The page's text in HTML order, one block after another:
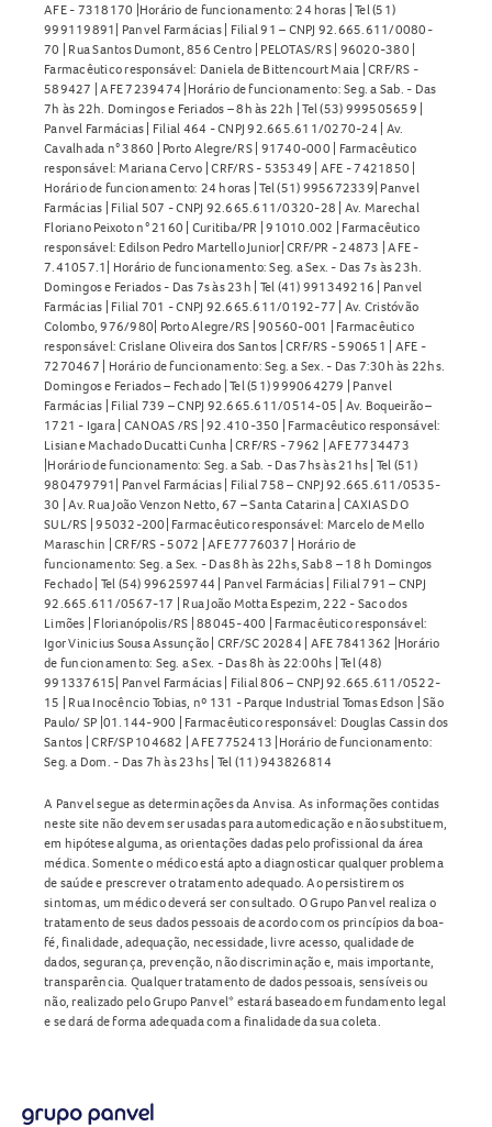
AFE - 7318170 |Horário de funcionamento: 24 horas | Tel (51)
999119891| Panvel Farmácias | Filial 91 – CNPJ 92.665.611/0080-
70 | Rua Santos Dumont, 856 Centro | PELOTAS/RS | 96020-380 |
Farmacêutico responsável: Daniela de Bittencourt Maia | CRF/RS -
589427 | AFE 7239474 |Horário de funcionamento: Seg. a Sab. - Das
7h às 22h. Domingos e Feriados – 8h às 22h | Tel (53) 999505659 |
Panvel Farmácias | Filial 464 - CNPJ 92.665.611/0270-24 | Av.
Cavalhada n° 3860 | Porto Alegre/RS | 91740-000 | Farmacêutico
responsável: Mariana Cervo | CRF/RS - 535349 | AFE - 7421850 |
Horário de funcionamento: 24 horas | Tel (51) 995672339| Panvel
Farmácias | Filial 507 - CNPJ 92.665.611/0320-28 | Av. Marechal
Floriano Peixoto n° 2160 | Curitiba/PR | 91010.002 | Farmacêutico
responsável: Edilson Pedro Martello Junior| CRF/PR - 24873 | AFE -
7.41057.1| Horário de funcionamento: Seg. a Sex. - Das 7s às 23h.
Domingos e Feriados - Das 7s às 23h | Tel (41) 991349216 | Panvel
Farmácias | Filial 701 - CNPJ 92.665.611/0192-77 | Av. Cristóvão
Colombo, 976/980| Porto Alegre/RS | 90560-001 | Farmacêutico
responsável: Crislane Oliveira dos Santos | CRF/RS - 590651 | AFE -
7270467 | Horário de funcionamento: Seg. a Sex. - Das 7:30h às 22hs.
Domingos e Feriados – Fechado | Tel (51) 999064279 | Panvel
Farmácias | Filial 739 – CNPJ 92.665.611/0514-05 | Av. Boqueirão –
1721 - Igara | CANOAS /RS | 92.410-350 | Farmacêutico responsável:
Lisiane Machado Ducatti Cunha | CRF/RS - 7962 | AFE 7734473
|Horário de funcionamento: Seg. a Sab. - Das 7hs às 21hs | Tel (51)
980479791| Panvel Farmácias | Filial 758 – CNPJ 92.665.611/0535-
30 | Av. Rua João Venzon Netto, 67 – Santa Catarina | CAXIAS DO
SUL/RS | 95032-200| Farmacêutico responsável: Marcelo de Mello
Maraschin | CRF/RS - 5072 | AFE 7776037 | Horário de
funcionamento: Seg. a Sex. - Das 8h às 22hs, Sab 8 – 18 h Domingos
Fechado | Tel (54) 996259744 | Panvel Farmácias | Filial 791 – CNPJ
92.665.611/0567-17 | Rua João Motta Espezim, 222 - Saco dos
Limões | Florianópolis/RS | 88045-400 | Farmacêutico responsável:
Igor Vinicius Sousa Assunção | CRF/SC 20284 | AFE 7841362 |Horário
de funcionamento: Seg. a Sex. - Das 8h às 22:00hs | Tel (48)
991337615| Panvel Farmácias | Filial 806 – CNPJ 92.665.611/0522-
15 | Rua Inocêncio Tobias, nº 131 - Parque Industrial Tomas Edson | São
Paulo/ SP |01.144-900 | Farmacêutico responsável: Douglas Cassin dos
Santos | CRF/SP 104682 | AFE 7752413 |Horário de funcionamento:
Seg. a Dom. - Das 7h às 23hs | Tel (11) 943826814
A Panvel segue as determinações da Anvisa. As informações contidas
neste site não devem ser usadas para automedicação e não substituem,
em hipótese alguma, as orientações dadas pelo profissional da área
médica. Somente o médico está apto a diagnosticar qualquer problema
de saúde e prescrever o tratamento adequado. Ao persistirem os
sintomas, um médico deverá ser consultado. O Grupo Panvel realiza o
tratamento de seus dados pessoais de acordo com os princípios da boa-
fé, finalidade, adequação, necessidade, livre acesso, qualidade de
dados, segurança, prevenção, não discriminação e, mais importante,
transparência. Qualquer tratamento de dados pessoais, sensíveis ou
não, realizado pelo Grupo Panvel* estará baseado em fundamento legal
e se dará de forma adequada com a finalidade da sua coleta.